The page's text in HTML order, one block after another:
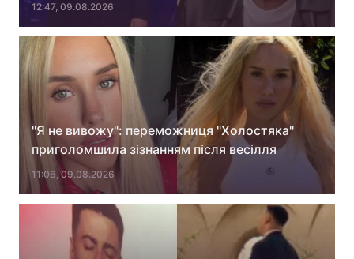
Тема оформлення
12:47, 09.08.2026
"Я не вивожу": переможниця "Холостяка"
приголомшила зізнанням після весілля
11:06, 09.08.2026